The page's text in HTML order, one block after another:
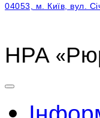
04053, м. Київ, вул.
НРА